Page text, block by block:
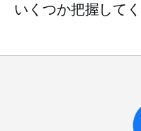
いくつか把握してく